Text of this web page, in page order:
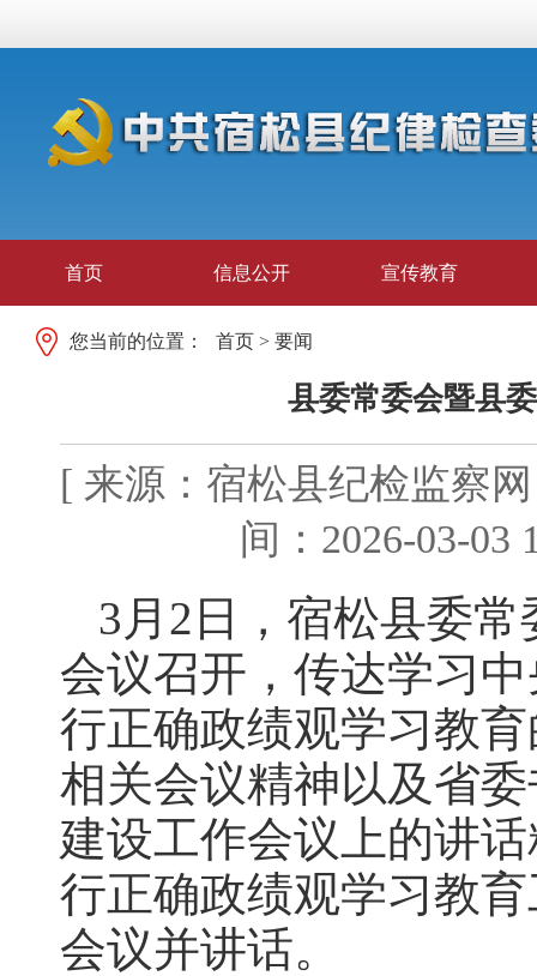
首页 信息公开 宣传教育
您当前的位置： 首页 > 要闻
县委常委会暨县
[ 来源：宿松县纪检监察
间：2026-03-
3月2日，宿松县委
会议召开，传达学习
行正确政绩观学习教
相关会议精神以及省
建设工作会议上的讲
行正确政绩观学习教
会议并讲话。